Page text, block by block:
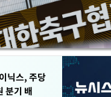
닉스, 주당
분기 배